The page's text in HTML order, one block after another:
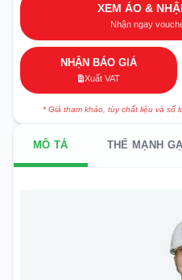
XEM ÁO &
Nhận ngay
NHẬN BÁO GIÁ
Xuất VAT
* Giá tham khảo, tùy chất liệu và số
MÔ TẢ THẾ MẠNH